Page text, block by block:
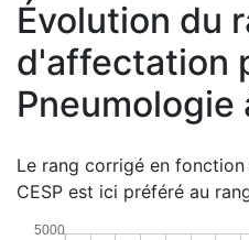
Évolution du
d'affectation
Pneumologie
Le rang corrigé en
CESP est ici préféré au
5000